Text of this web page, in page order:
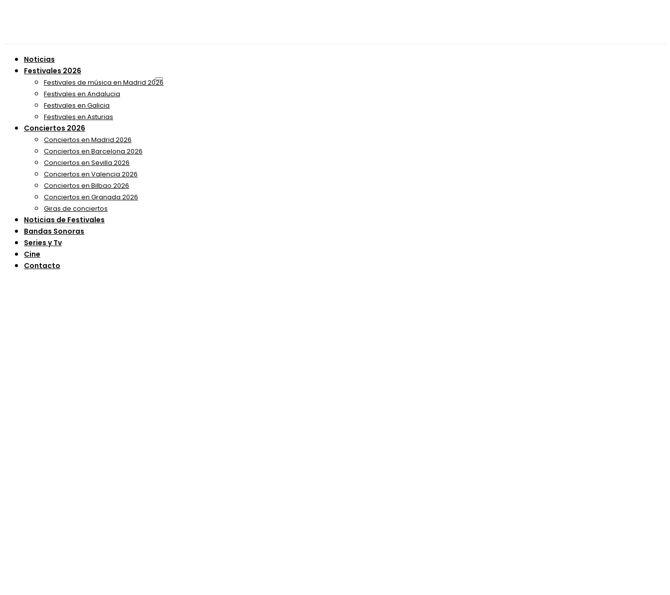
Noticias
Festivales 2026
Festivales de música en Madrid 2026
Festivales en Andalucia
Festivales en Galicia
Festivales en Asturias
Conciertos 2026
Conciertos en Madrid 2026
Conciertos en Barcelona 2026
Conciertos en Sevilla 2026
Conciertos en Valencia 2026
Conciertos en Bilbao 2026
Conciertos en Granada 2026
Giras de conciertos
Noticias de Festivales
Bandas Sonoras
Series y Tv
Cine
Contacto